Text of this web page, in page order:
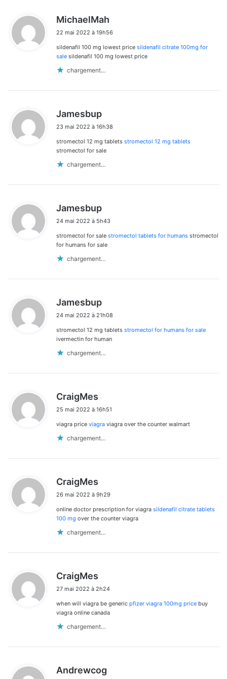
MichaelMah
t
:
22 mai 2022 à 19h56
sildenafil 100 mg lowest price sildenafil citrate 100mg for
sale sildenafil 100 mg lowest price
chargement…
Jamesbup
t
:
23 mai 2022 à 16h38
stromectol 12 mg tablets stromectol 12 mg tablets
stromectol for sale
chargement…
Jamesbup
t
:
24 mai 2022 à 5h43
stromectol for sale stromectol tablets for humans stromectol
for humans for sale
chargement…
Jamesbup
t
:
24 mai 2022 à 21h08
stromectol 12 mg tablets stromectol for humans for sale
ivermectin for human
chargement…
CraigMes
t
25 mai 2022 à 16h51
viagra price viagra viagra over the counter walmart
chargement…
CraigMes
t
:
26 mai 2022 à 9h29
online doctor prescription for viagra sildenafil citrate tablets
100 mg over the counter viagra
chargement…
CraigMes
t
:
27 mai 2022 à 2h24
when will viagra be generic pfizer viagra 100mg price buy
viagra online canada
chargement…
Andrewcog